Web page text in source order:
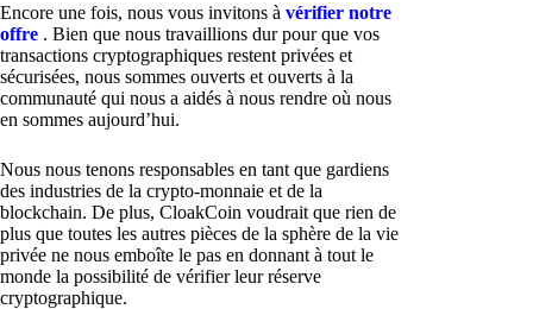
Encore une fois, nous vous invitons à vérifier notre
offre . Bien que nous travaillions dur pour que vos
transactions cryptographiques restent privées et
sécurisées, nous sommes ouverts et ouverts à la
communauté qui nous a aidés à nous rendre où nous
en sommes aujourd’hui.
Nous nous tenons responsables en tant que gardiens
des industries de la crypto-monnaie et de la
blockchain. De plus, CloakCoin voudrait que rien de
plus que toutes les autres pièces de la sphère de la vie
privée ne nous emboîte le pas en donnant à tout le
monde la possibilité de vérifier leur réserve
cryptographique.